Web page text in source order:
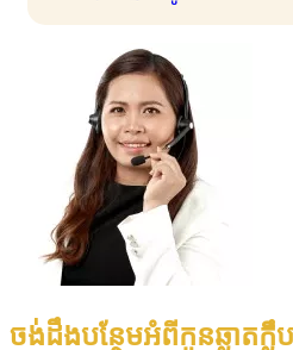
ចង់ដឹងបន្ថែមអំពីកូនឆ្លាតក្